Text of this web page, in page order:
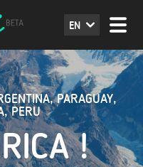
EN
,PARAGUAY,
,PERU
!